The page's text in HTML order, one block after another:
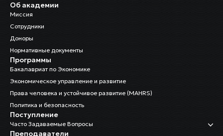
Об академии
Миссия
Сотрудники
Доноры
Нормативные документы
Программы
Бакалавриат по Экономике
Экономическое управление и развитие
Права человека и устойчивое развитие (MAHRS)
Политика и безопасность
Поступление
Часто Задаваемые Вопросы
Преподаватели